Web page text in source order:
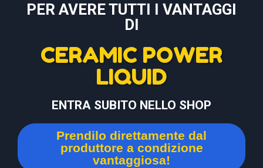
PER AVERE TUTTI I VANTAGGI
DI
CERAMIC POWER
LIQUID
ENTRA SUBITO NELLO SHOP
Prendilo direttamente dal
produttore a condizione
vantaggiosa!